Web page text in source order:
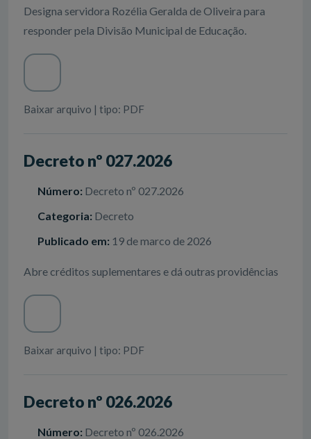
Designa servidora Rozélia Geralda de Oliveira para
responder pela Divisão Municipal de Educação.
Baixar arquivo | tipo: PDF
Decreto nº 027.2026
Número: Decreto nº 027.2026
Categoria: Decreto
Publicado em: 19 de marco de 2026
Abre créditos suplementares e dá outras providências
Baixar arquivo | tipo: PDF
Decreto nº 026.2026
Número: Decreto nº 026.2026